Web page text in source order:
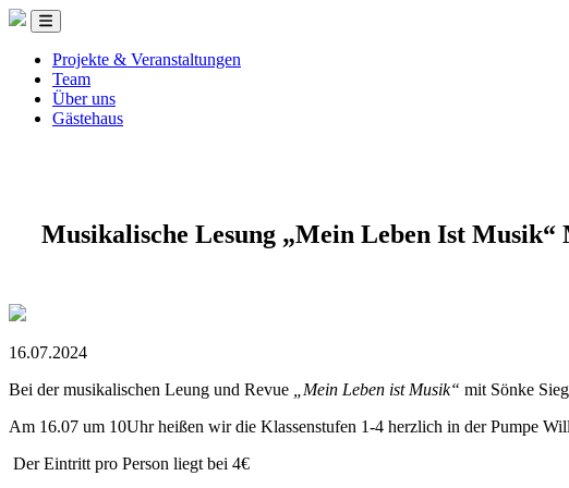
Projekte & Veranstaltungen
Team
Über uns
Gästehaus
Musikalische Lesung „Mein Leben Ist Musik“
16.07.2024
Bei der musikalischen Leung und Revue
„Mein Leben ist Musik“ mit Sönke
Am 16.07 um 10Uhr heißen wir die Klassenstufen 1-4 herzlich in der Pumpe
Der Eintritt pro Person liegt bei 4€